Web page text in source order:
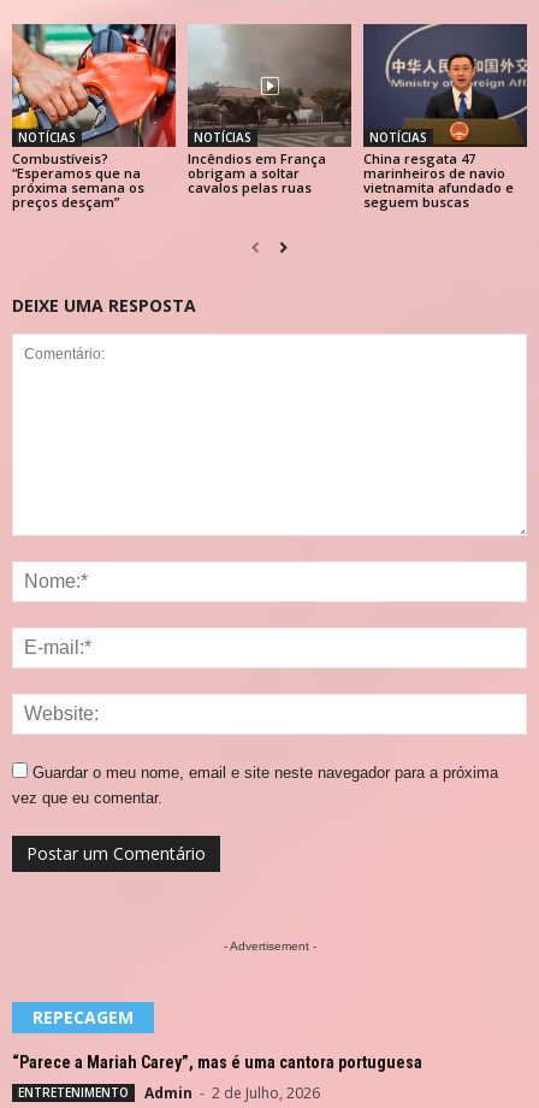
NOTÍCIAS
Combustíveis?
“Esperamos que na
próxima semana os
preços desçam”
NOTÍCIAS
Incêndios em França
obrigam a soltar
cavalos pelas ruas
NOTÍCIAS
China resgata 47
marinheiros de navio
vietnamita afundado e
seguem buscas
DEIXE UMA RESPOSTA
Guardar o meu nome, email e site neste navegador para a próxima
vez que eu comentar.
- Advertisement -
REPECAGEM
“Parece a Mariah Carey”, mas é uma cantora portuguesa
ENTRETENIMENTO Admin - 2 de Julho, 2026